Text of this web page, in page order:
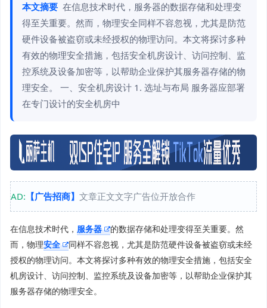
本文摘要 在信息技术时代，服务器的数据存储和处理变
得至关重要。然而，物理安全同样不容忽视，尤其是防范
硬件设备被盗窃或未经授权的物理访问。本文将探讨多种
有效的物理安全措施，包括安全机房设计、访问控制、监
控系统及设备加密等，以帮助企业保护其服务器存储的物
理安全。 一、安全机房设计 1. 选址与布局 服务器应部署
在专门设计的安全机房中
AD: 【广告招商】 文章正文文字广告位开放合作
在信息技术时代， 服务器
的数据存储和处理变得至关重要。然
而，物理安全
同样不容忽视，尤其是防范硬件设备被盗窃或未经
授权的物理访问。本文将探讨多种有效的物理安全措施，包括安全
机房设计、访问控制、监控系统及设备加密等，以帮助企业保护其
服务器存储的物理安全。